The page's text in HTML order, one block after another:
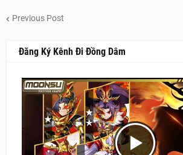
Previous Post
Đăng Ký Kênh Đi Đồng Dâm